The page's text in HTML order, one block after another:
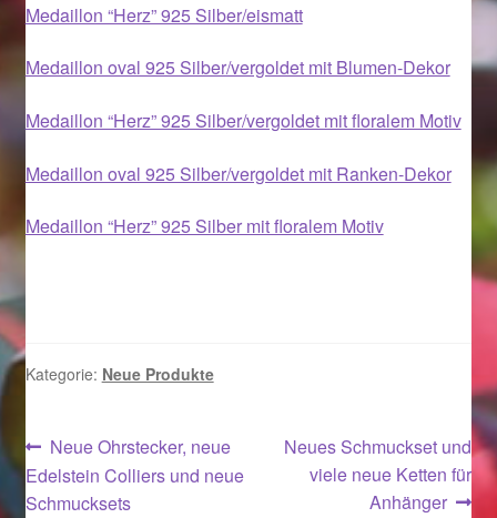
Magisches und Festliches zu Halloween 2022
Mein Konto
Ostergeschenke finden für Ostern 2017
Ostergeschenke finden für Ostern 2018
Ostergeschenke finden für Ostern 2019
Ostergeschenke finden für Ostern 2020
Medaillon “Herz” 925 Silber/eismatt
Medaillon oval 925 Silber/vergoldet mit Blumen-Dekor
Medaillon “Herz” 925 Silber/vergoldet mit floralem Motiv
Medaillon oval 925 Silber/vergoldet mit Ranken-Dekor
Medaillon “Herz” 925 Silber mit floralem Motiv
Kategorie: Neue Produkte
Beitragsnavigation
Vorheriger
Beitrag:
Neue Ohrstecker, neue
Edelstein Colliers und neue
Schmucksets
Nächster
Beitrag:
Neues Schmuckset und
viele neue Ketten für
Anhänger